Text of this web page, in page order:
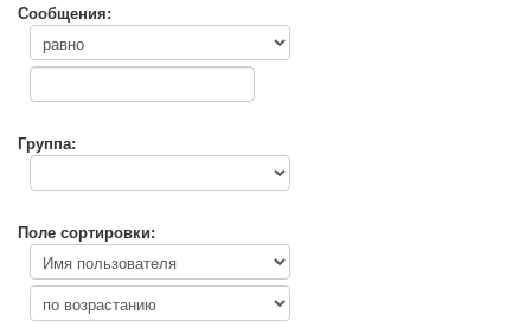
Сообщения:
Группа:
Поле сортировки: